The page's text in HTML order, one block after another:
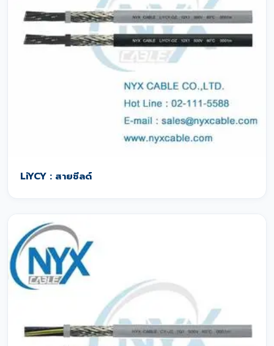
LiYCY : สายชีลด์